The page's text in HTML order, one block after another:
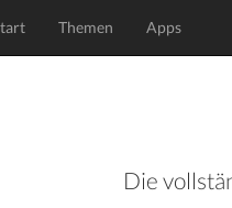
Themen Apps
Die